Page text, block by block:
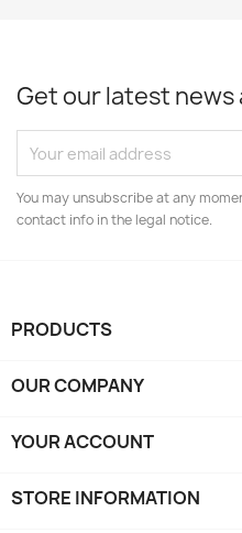
Get our latest news
You may unsubscribe at any
contact info in the legal notice.
PRODUCTS
OUR COMPANY
YOUR ACCOUNT
STORE INFORMATION